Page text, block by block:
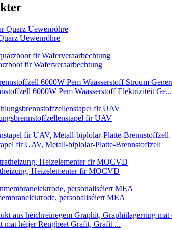
Uewenröhre
fir Waferveraarbechtung
6000W Pem Waasserstoff Elektrizitéit Ge...
fir UAV
fir UAV, Metall-biplolar-Platte-Brennstoffzell
Heizelementer fir MOCVD
personaliséiert MEA
mat héijer Rengheet Grafit, Grafit ...